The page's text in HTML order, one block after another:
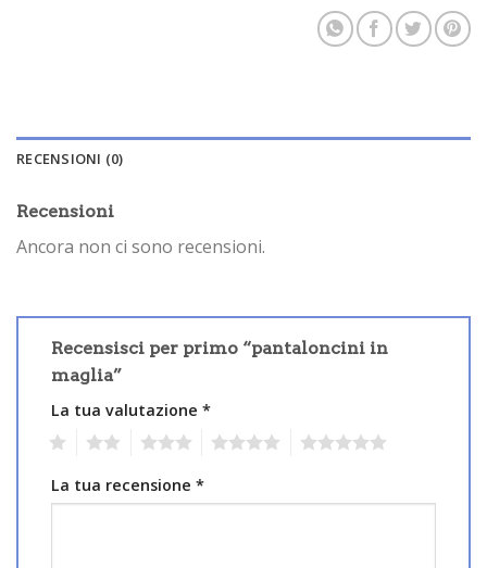
RECENSIONI (0)
Recensioni
Ancora non ci sono recensioni.
Recensisci per primo “pantaloncini in
maglia”
La tua valutazione *
La tua recensione *